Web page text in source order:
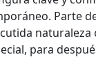
Parte
para